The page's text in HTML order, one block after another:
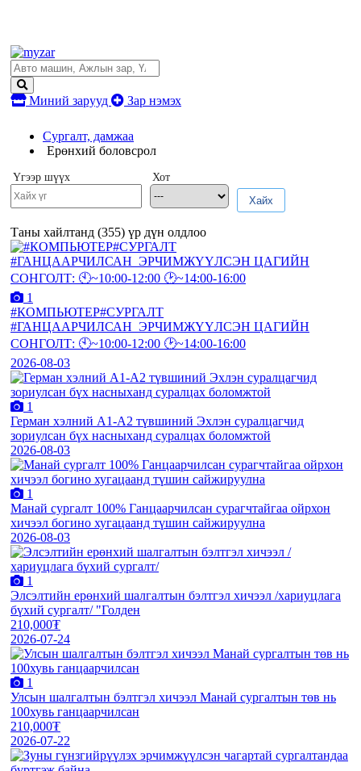
Миний зарууд Зар нэмэх
Сургалт, дамжаа
Ерөнхий боловсрол
Үгээр шүүх
Хот
Хайх
Таны хайлтанд (355) үр дүн олдлоо
1
#КОМПЬЮТЕР#СУРГАЛТ
#ГАНЦААРЧИЛСАН_ЭРЧИМЖҮҮЛСЭН ЦАГИЙН
СОНГОЛТ: 🕙~10:00-12:00 🕑~14:00-16:00
2026-08-03
1
Герман хэлний А1-А2 түвшиний Эхлэн суралцагчид
зориулсан бүх насныханд суралцах боломжтой
2026-08-03
1
Манай сургалт 100% Ганцаарчилсан сурагчтайгаа ойрхон
хичээл богино хугацаанд түшин сайжируулна
2026-08-03
1
Элсэлтийн ерөнхий шалгалтын бэлтгэл хичээл /хариуцлага
бүхий сургалт/ "Голден
210,000₮
2026-07-24
1
Улсын шалгалтын бэлтгэл хичээл Манай сургалтын төв нь
100хувь ганцаарчилсан
210,000₮
2026-07-22